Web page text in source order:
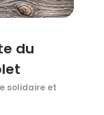
du
solidaire et